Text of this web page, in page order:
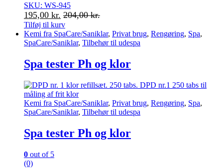
SKU: WS-945
195,00 kr. 204,00kr.
Tilføj til kurv
Kemi fra SpaCare/Saniklar, Privat brug, Rengøring, Spa,
SpaCare/Saniklar, Tilbehør til udespa
Spa tester Ph og klor
Kemi fra SpaCare/Saniklar, Privat brug, Rengøring, Spa,
SpaCare/Saniklar, Tilbehør til udespa
Spa tester Ph og klor
0 out of 5
(0)